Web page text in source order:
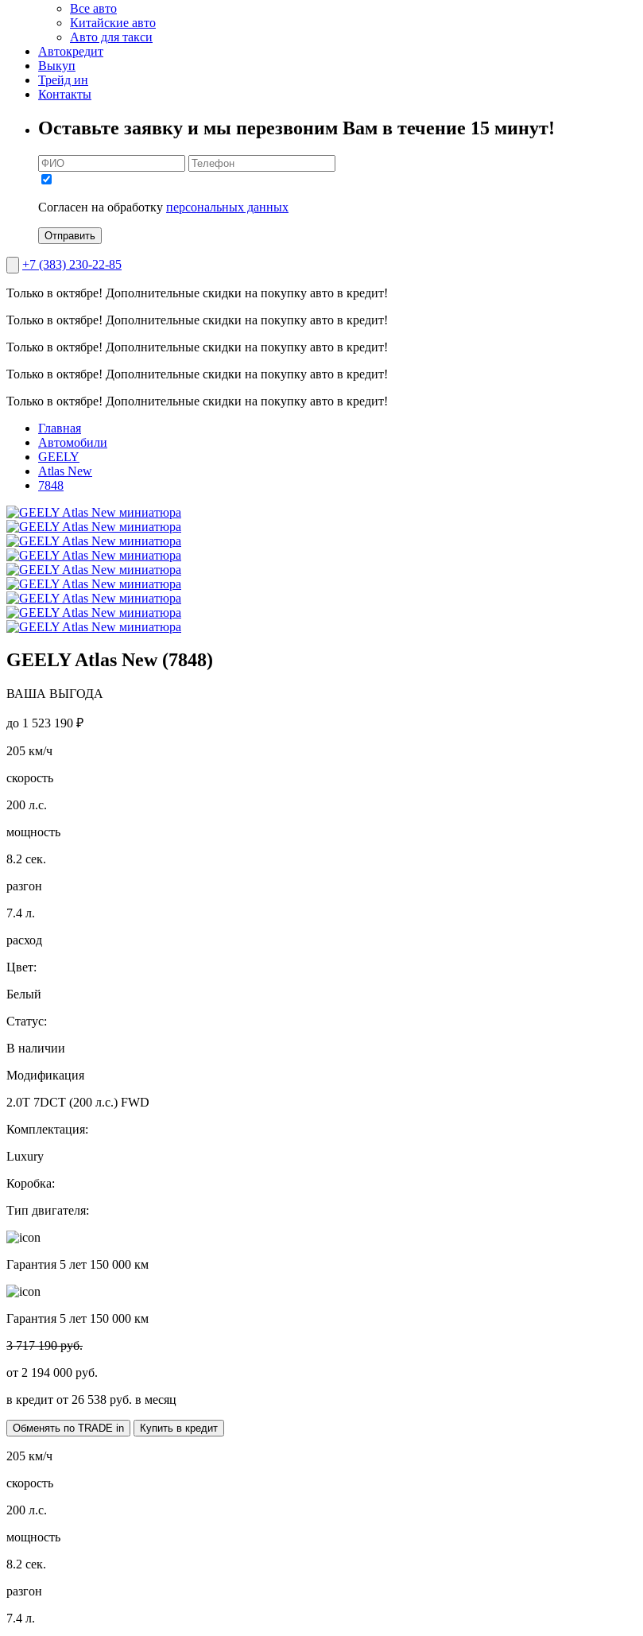
Все авто
Китайские авто
Авто для такси
Автокредит
Выкуп
Трейд ин
Контакты
Оставьте заявку и мы перезвоним Вам в течение 15 минут!
Согласен на обработку персональных данных
Отправить
+7 (383) 230-22-85
Только в октябре! Дополнительные скидки на покупку авто в кредит!
Только в октябре! Дополнительные скидки на покупку авто в кредит!
Только в октябре! Дополнительные скидки на покупку авто в кредит!
Только в октябре! Дополнительные скидки на покупку авто в кредит!
Только в октябре! Дополнительные скидки на покупку авто в кредит!
Главная
Автомобили
GEELY
Atlas New
7848
GEELY Atlas New (7848)
ВАША ВЫГОДА
до 1 523 190 ₽
205 км/ч
скорость
200 л.с.
мощность
8.2 сек.
разгон
7.4 л.
расход
Цвет:
Белый
Статус:
В наличии
Модификация
2.0T 7DCT (200 л.с.) FWD
Комплектация:
Luxury
Коробка:
Тип двигателя:
Гарантия 5 лет 150 000 км
Гарантия 5 лет 150 000 км
3 717 190 руб.
от 2 194 000 руб.
в кредит от 26 538 руб. в месяц
Обменять по TRADE in Купить в кредит
205 км/ч
скорость
200 л.с.
мощность
8.2 сек.
разгон
7.4 л.